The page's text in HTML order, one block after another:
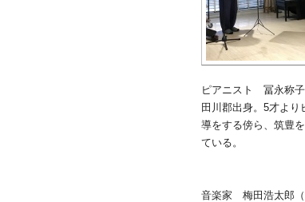
ピアニスト 冨永称
田川郡出身。5才よ
導をする傍ら、筑豊
ている。
音楽家 梅田浩太郎（